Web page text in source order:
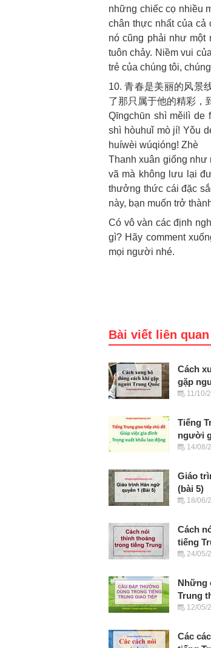
những chiếc cọ nhiều
chân thực nhất của cả
nó cũng phải như một
tuôn chảy. Niềm vui
trẻ của chúng tôi,
10. 青春是美丽的风景
了那只属于他的精彩，
Qīngchūn shì měilì de
shì hòuhuǐ mò jí! Yǒu
huíwèi wúqióng! Zhè
Thanh xuân giống như
vã mà không lưu lại
thưởng thức cái đặc
này, bạn muốn trở
Có vô vàn các định
gì? Hãy comment
mọi người nhé.
Bài viết liên quan
Cách
gặp
11/10/
Tiếng
người
14/08/
Giáo
(bài 5)
18/06/
Cách
tiếng
24/05/
Những
Trung
12/05/
Các